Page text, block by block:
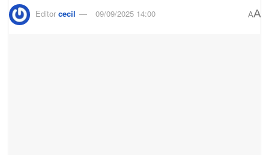
Editor cecil 09/09/2025 14:00 AA